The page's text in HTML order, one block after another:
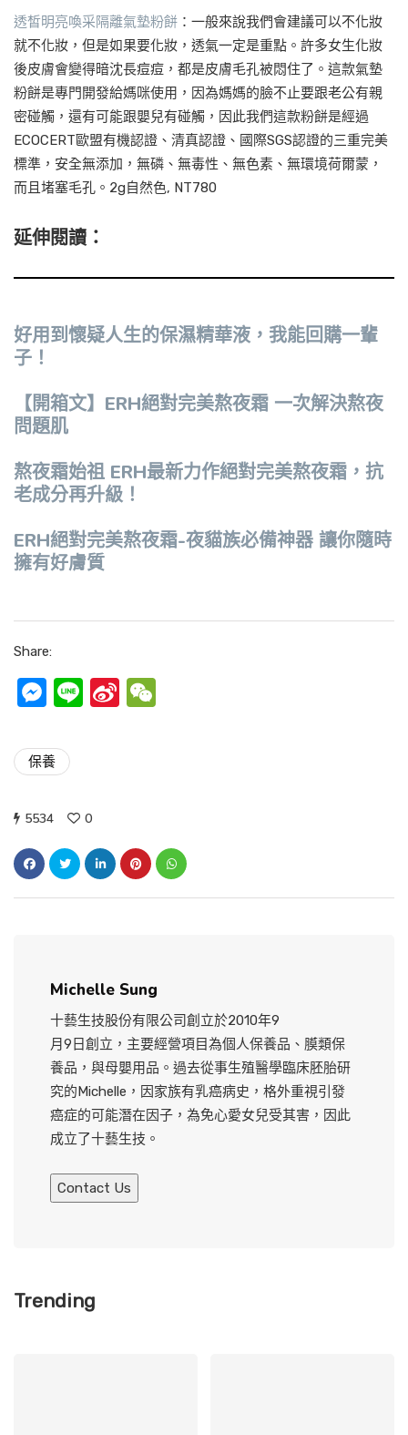
透皙明亮喚采隔離氣墊粉餅 ：一般來說我們會建議可以不化妝
就不化妝，但是如果要化妝，透氣一定是重點。許多女生化妝
後皮膚會變得暗沈長痘痘，都是皮膚毛孔被悶住了。這款氣墊
粉餅是專門開發給媽咪使用，因為媽媽的臉不止要跟老公有親
密碰觸，還有可能跟嬰兒有碰觸，因此我們這款粉餅是經過
ECOCERT歐盟有機認證、清真認證、國際SGS認證的三重完美
標準，安全無添加，無磷、無毒性、無色素、無環境荷爾蒙，
而且堵塞毛孔。2g自然色, NT780
延伸閱讀：
好用到懷疑人生的保濕精華液，我能回購一輩
子！
【開箱文】ERH絕對完美熬夜霜 一次解決熬夜
問題肌
熬夜霜始祖 ERH最新力作絕對完美熬夜霜，抗
老成分再升級！
ERH絕對完美熬夜霜-夜貓族必備神器 讓你隨時
擁有好膚質
Share:
Messenger
LineSina
保養
5534 0
Michelle Sung
十藝生技股份有限公司創立於2010年9
月9日創立，主要經營項目為個人保養品、膜類保
養品，與母嬰用品。過去從事生殖醫學臨床胚胎研
究的Michelle，因家族有乳癌病史，格外重視引發
癌症的可能潛在因子，為免心愛女兒受其害，因此
成立了十藝生技。
Contact Us
Trending